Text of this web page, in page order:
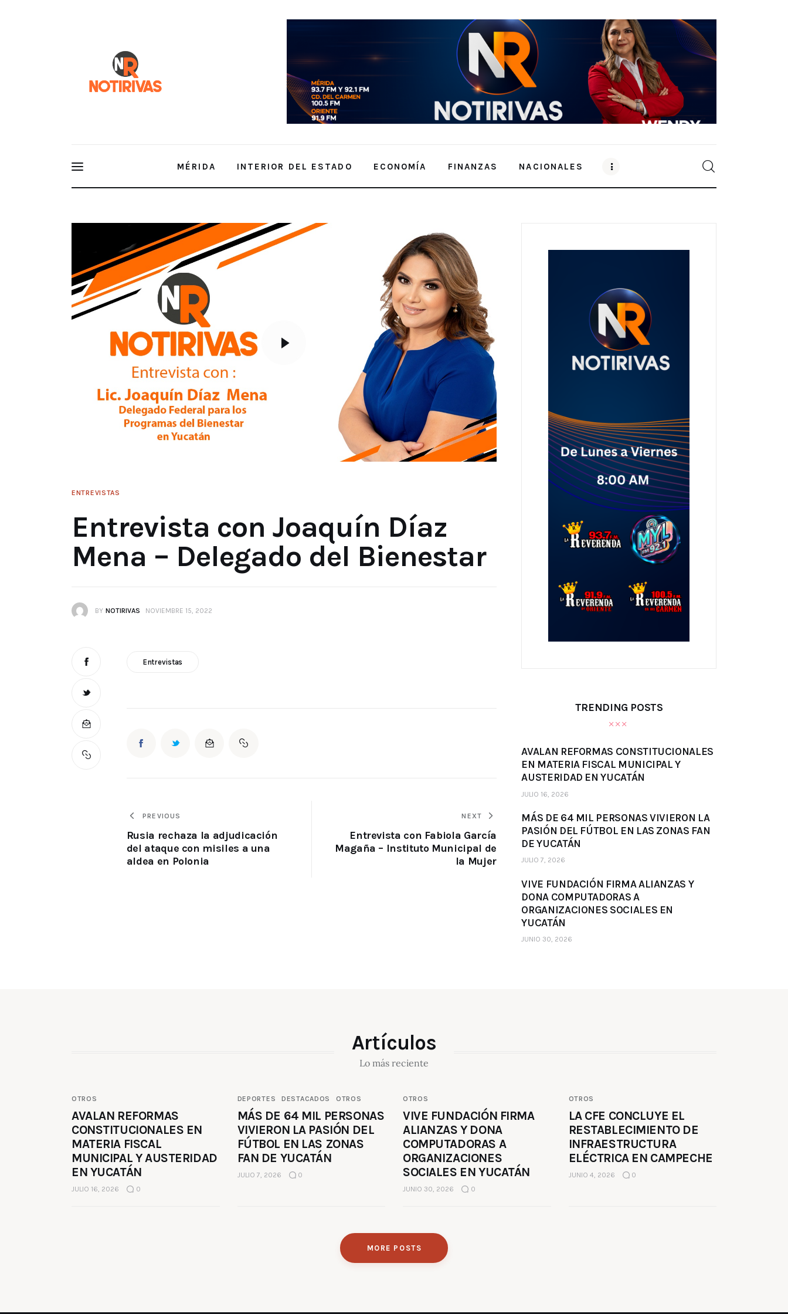
MÉRIDA INTERIOR DEL ESTADO ECONOMÍA FINANZAS NACIONALES
ENTREVISTAS
Entrevista con Joaquín Díaz
Mena – Delegado del Bienestar
BY NOTIRIVAS NOVIEMBRE 15, 2022
Entrevistas
PREVIOUS
Rusia rechaza la adjudicación
del ataque con misiles a una
aldea en Polonia
NEXT
Entrevista con Fabiola García
Magaña – Instituto Municipal de
la Mujer
TRENDING POSTS
AVALAN REFORMAS CONSTITUCIONALES
EN MATERIA FISCAL MUNICIPAL Y
AUSTERIDAD EN YUCATÁN
JULIO 16, 2026
MÁS DE 64 MIL PERSONAS VIVIERON LA
PASIÓN DEL FÚTBOL EN LAS ZONAS FAN
DE YUCATÁN
JULIO 7, 2026
VIVE FUNDACIÓN FIRMA ALIANZAS Y
DONA COMPUTADORAS A
ORGANIZACIONES SOCIALES EN
YUCATÁN
JUNIO 30, 2026
Artículos
Lo más reciente
OTROS
AVALAN REFORMAS
CONSTITUCIONALES EN
MATERIA FISCAL
MUNICIPAL Y AUSTERIDAD
EN YUCATÁN
JULIO 16, 2026 0
DEPORTES DESTACADOS OTROS
MÁS DE 64 MIL PERSONAS
VIVIERON LA PASIÓN DEL
FÚTBOL EN LAS ZONAS
FAN DE YUCATÁN
JULIO 7, 2026 0
OTROS
VIVE FUNDACIÓN FIRMA
ALIANZAS Y DONA
COMPUTADORAS A
ORGANIZACIONES
SOCIALES EN YUCATÁN
JUNIO 30, 2026 0
OTROS
LA CFE CONCLUYE EL
RESTABLECIMIENTO DE
INFRAESTRUCTURA
ELÉCTRICA EN CAMPECHE
JUNIO 4, 2026 0
MORE POSTS